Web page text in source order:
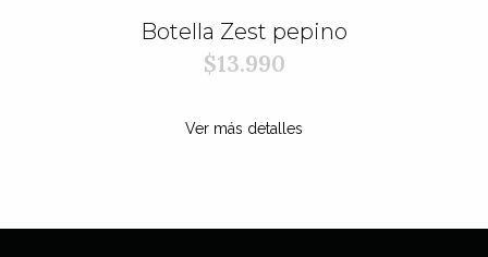
Botella Zest pepino
$13.990
Ver más detalles